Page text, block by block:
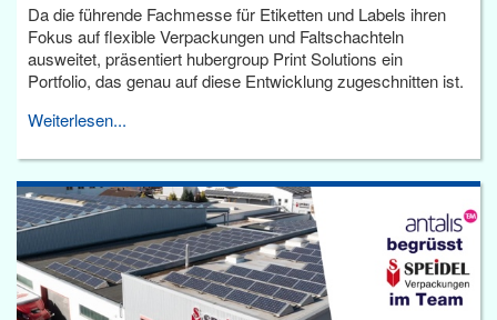
Da die führende Fachmesse für Etiketten und Labels ihren
Fokus auf flexible Verpackungen und Faltschachteln
ausweitet, präsentiert hubergroup Print Solutions ein
Portfolio, das genau auf diese Entwicklung zugeschnitten ist.
Weiterlesen...